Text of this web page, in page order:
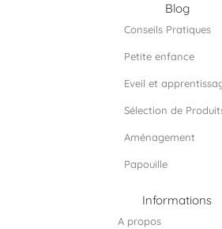
o
k
t
a
g
a
m
d
Blog
Conseils Pratiques
Petite enfance
Eveil et
Sélection de
Aménagement
Papouille
Informations
A propos